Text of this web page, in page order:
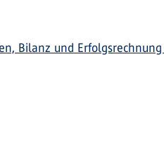
Bilanz und Erfolgsrechnung